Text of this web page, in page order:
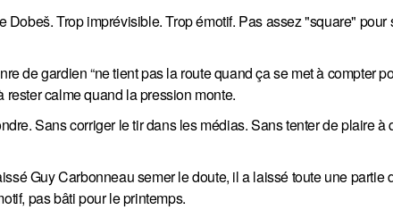
Dobeš. Trop imprévisible. Trop émotif. Pas assez "square" pour
de gardien “ne tient pas la route quand ça se met à compter
calme quand la pression monte.
Sans corriger le tir dans les médias. Sans tenter de plaire à
Guy Carbonneau semer le doute, il a laissé toute une partie
pas bâti pour le printemps.